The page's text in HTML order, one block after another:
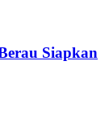
Siapkan